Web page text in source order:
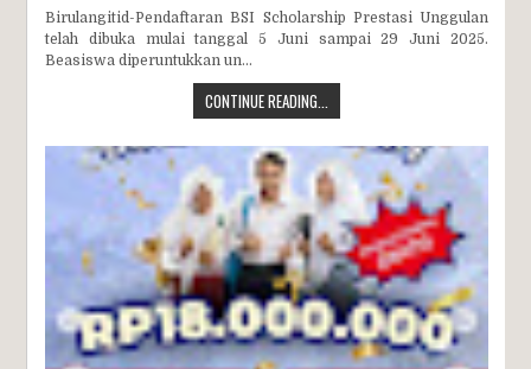
Birulangitid-Pendaftaran BSI Scholarship Prestasi Unggulan
telah dibuka mulai tanggal 5 Juni sampai 29 Juni 2025.
Beasiswa diperuntukkan un...
CONTINUE READING...